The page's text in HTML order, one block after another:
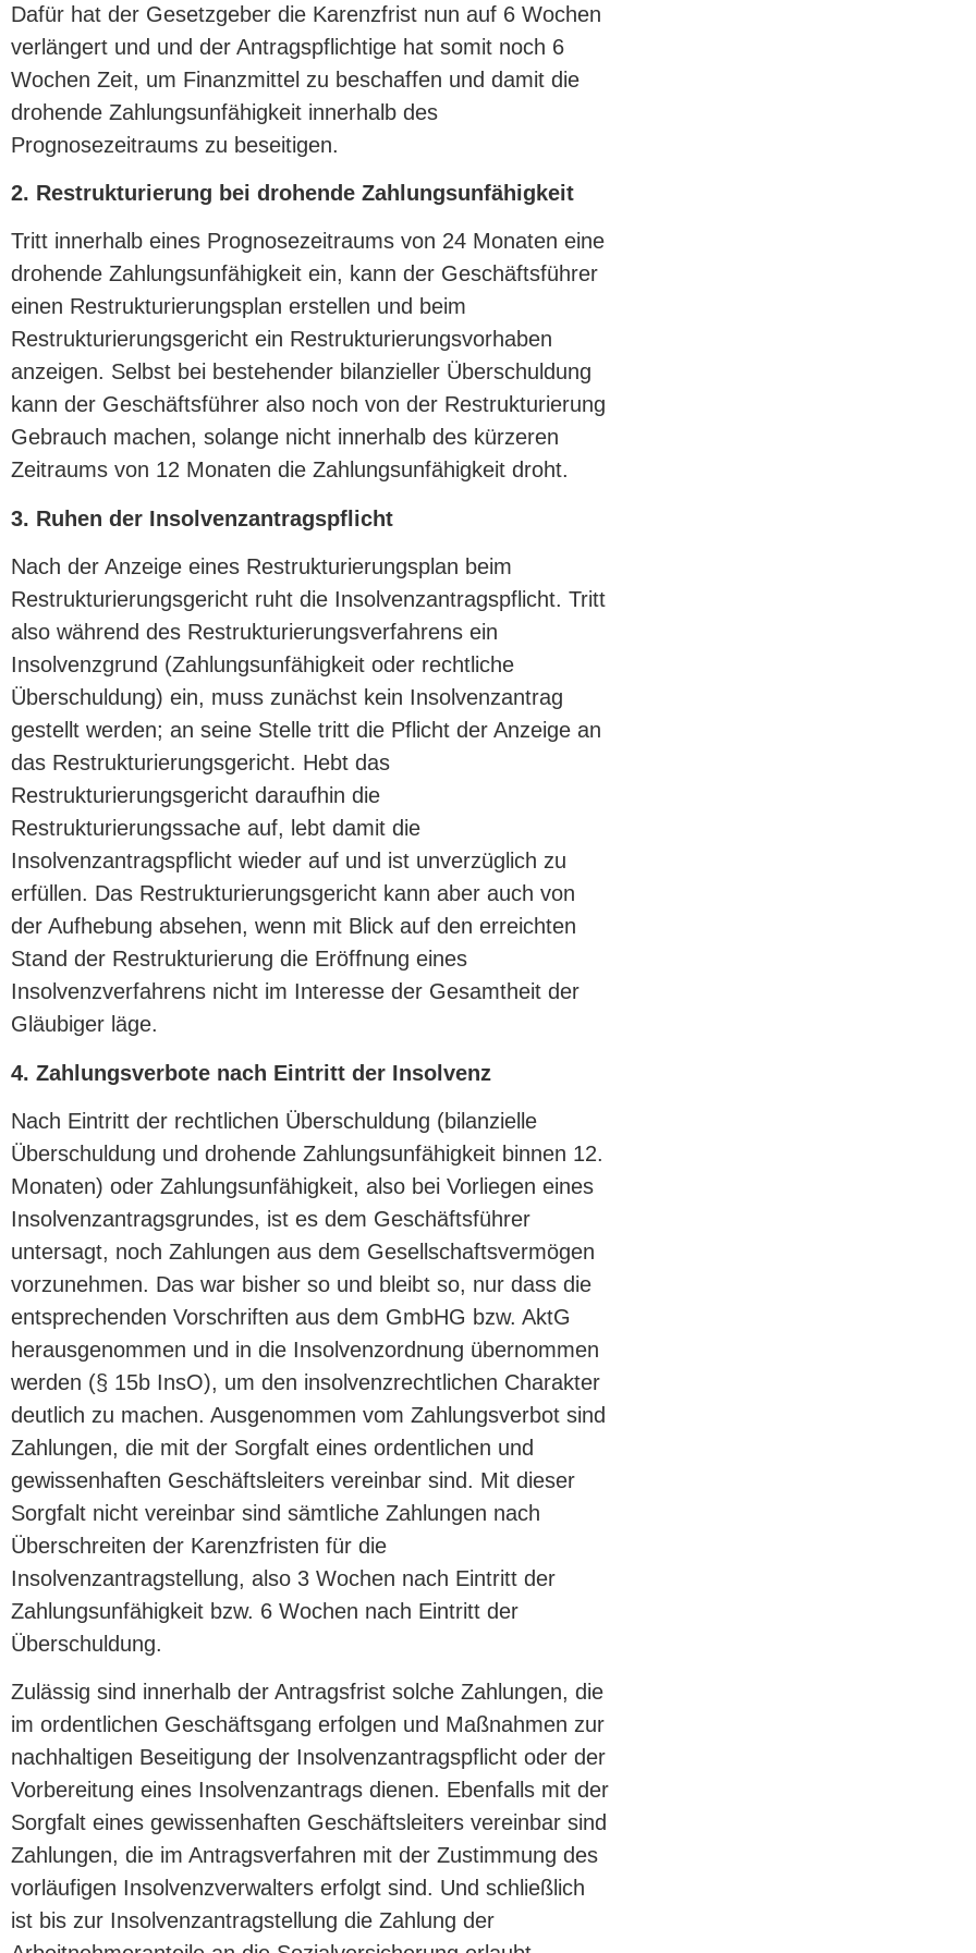
Dafür hat der Gesetzgeber die Karenzfrist nun auf 6 Wochen
verlängert und und der Antragspflichtige hat somit noch 6
Wochen Zeit, um Finanzmittel zu beschaffen und damit die
drohende Zahlungsunfähigkeit innerhalb des
Prognosezeitraums zu beseitigen.
2. Restrukturierung bei drohende Zahlungsunfähigkeit
Tritt innerhalb eines Prognosezeitraums von 24 Monaten eine
drohende Zahlungsunfähigkeit ein, kann der Geschäftsführer
einen Restrukturierungsplan erstellen und beim
Restrukturierungsgericht ein Restrukturierungsvorhaben
anzeigen. Selbst bei bestehender bilanzieller Überschuldung
kann der Geschäftsführer also noch von der Restrukturierung
Gebrauch machen, solange nicht innerhalb des kürzeren
Zeitraums von 12 Monaten die Zahlungsunfähigkeit droht.
3. Ruhen der Insolvenzantragspflicht
Nach der Anzeige eines Restrukturierungsplan beim
Restrukturierungsgericht ruht die Insolvenzantragspflicht. Tritt
also während des Restrukturierungsverfahrens ein
Insolvenzgrund (Zahlungsunfähigkeit oder rechtliche
Überschuldung) ein, muss zunächst kein Insolvenzantrag
gestellt werden; an seine Stelle tritt die Pflicht der Anzeige an
das Restrukturierungsgericht. Hebt das
Restrukturierungsgericht daraufhin die
Restrukturierungssache auf, lebt damit die
Insolvenzantragspflicht wieder auf und ist unverzüglich zu
erfüllen. Das Restrukturierungsgericht kann aber auch von
der Aufhebung absehen, wenn mit Blick auf den erreichten
Stand der Restrukturierung die Eröffnung eines
Insolvenzverfahrens nicht im Interesse der Gesamtheit der
Gläubiger läge.
4. Zahlungsverbote nach Eintritt der Insolvenz
Nach Eintritt der rechtlichen Überschuldung (bilanzielle
Überschuldung und drohende Zahlungsunfähigkeit binnen 12.
Monaten) oder Zahlungsunfähigkeit, also bei Vorliegen eines
Insolvenzantragsgrundes, ist es dem Geschäftsführer
untersagt, noch Zahlungen aus dem Gesellschaftsvermögen
vorzunehmen. Das war bisher so und bleibt so, nur dass die
entsprechenden Vorschriften aus dem GmbHG bzw. AktG
herausgenommen und in die Insolvenzordnung übernommen
werden (§ 15b InsO), um den insolvenzrechtlichen Charakter
deutlich zu machen. Ausgenommen vom Zahlungsverbot sind
Zahlungen, die mit der Sorgfalt eines ordentlichen und
gewissenhaften Geschäftsleiters vereinbar sind. Mit dieser
Sorgfalt nicht vereinbar sind sämtliche Zahlungen nach
Überschreiten der Karenzfristen für die
Insolvenzantragstellung, also 3 Wochen nach Eintritt der
Zahlungsunfähigkeit bzw. 6 Wochen nach Eintritt der
Überschuldung.
Zulässig sind innerhalb der Antragsfrist solche Zahlungen, die
im ordentlichen Geschäftsgang erfolgen und Maßnahmen zur
nachhaltigen Beseitigung der Insolvenzantragspflicht oder der
Vorbereitung eines Insolvenzantrags dienen. Ebenfalls mit der
Sorgfalt eines gewissenhaften Geschäftsleiters vereinbar sind
Zahlungen, die im Antragsverfahren mit der Zustimmung des
vorläufigen Insolvenzverwalters erfolgt sind. Und schließlich
ist bis zur Insolvenzantragstellung die Zahlung der